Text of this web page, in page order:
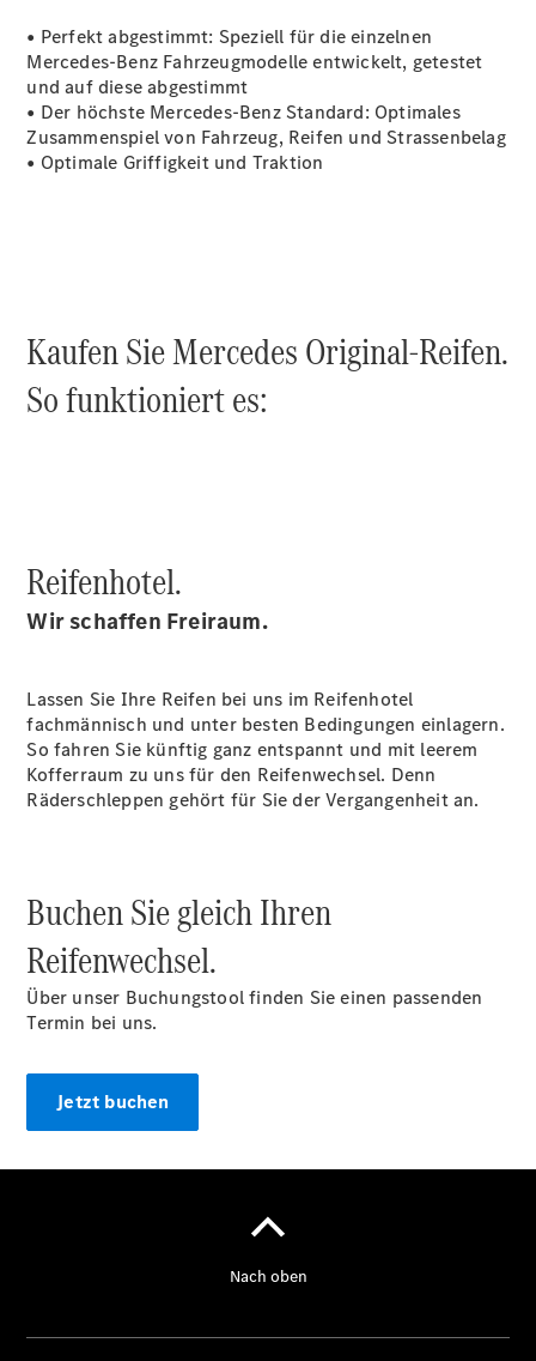
• Perfekt abgestimmt: Speziell für die einzelnen
Mercedes-Benz Fahrzeugmodelle entwickelt, getestet
und auf diese abgestimmt
• Der höchste Mercedes-Benz Standard: Optimales
Zusammenspiel von Fahrzeug, Reifen und Strassenbelag
• Optimale Griffigkeit und Traktion
Kaufen Sie Mercedes Original-Reifen.
So funktioniert es:
Reifenhotel.
Wir schaffen Freiraum.
Lassen Sie Ihre Reifen bei uns im Reifenhotel
fachmännisch und unter besten Bedingungen einlagern.
So fahren Sie künftig ganz entspannt und mit leerem
Kofferraum zu uns für den Reifenwechsel. Denn
Räderschleppen gehört für Sie der Vergangenheit an.
Buchen Sie gleich Ihren
Reifenwechsel.
Über unser Buchungstool finden Sie einen passenden
Termin bei uns.
Jetzt buchen